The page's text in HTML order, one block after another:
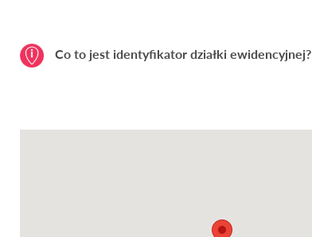
Co to jest identyfikator działki ewidencyjnej?